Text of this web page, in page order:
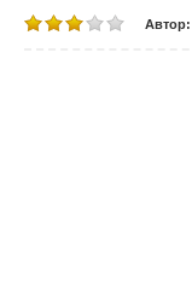
Автор: